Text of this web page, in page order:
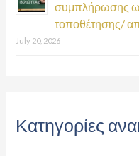
συμπλήρωσης
τοποθέτησης/
July 20, 2026
Κατηγορίες